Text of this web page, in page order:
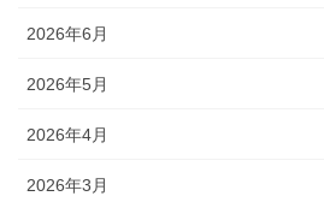
2026年6月
2026年5月
2026年4月
2026年3月